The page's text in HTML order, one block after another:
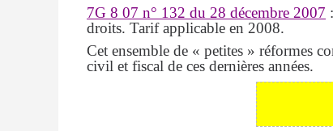
7G 8 07 n° 132 du 28 décembre 2007
droits. Tarif applicable en 2008.
Cet ensemble de « petites » réformes
civil et fiscal de ces dernières années.